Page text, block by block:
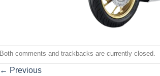
Both comments and trackbacks are currently closed.
← Previous